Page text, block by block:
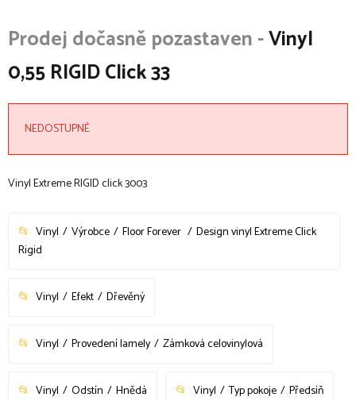
Vinyl
0,55 RIGID Click 33
NEDOSTUPNÉ
Vinyl Extreme RIGID click 3003
Vinyl Výrobce Floor Forever
Design vinyl Extreme Click
Rigid
Vinyl Efekt Dřevěný
Vinyl Provedení lamely Zámková celovinylová
Vinyl Odstín Hnědá Vinyl Typ pokoje Předsíň